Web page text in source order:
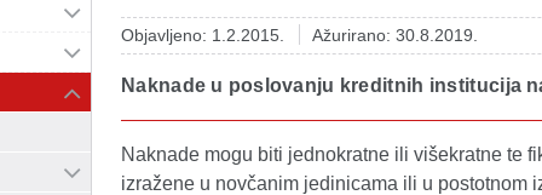
Objavljeno: 1.2.2015. Ažurirano: 30.8.2019.
Naknade u poslovanju kreditnih institucija
Naknade mogu biti jednokratne ili višekratne te
izražene u novčanim jedinicama ili u postotnom